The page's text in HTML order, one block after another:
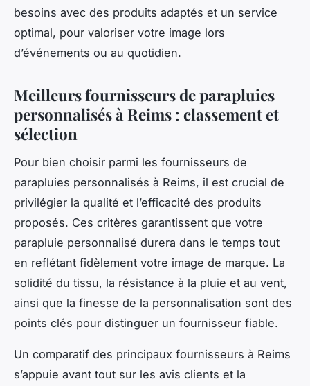
besoins avec des produits adaptés et un service
optimal, pour valoriser votre image lors
d’événements ou au quotidien.
Meilleurs fournisseurs de parapluies
personnalisés à Reims : classement et
sélection
Pour bien choisir parmi les fournisseurs de
parapluies personnalisés à Reims, il est crucial de
privilégier la qualité et l’efficacité des produits
proposés. Ces critères garantissent que votre
parapluie personnalisé durera dans le temps tout
en reflétant fidèlement votre image de marque. La
solidité du tissu, la résistance à la pluie et au vent,
ainsi que la finesse de la personnalisation sont des
points clés pour distinguer un fournisseur fiable.
Un comparatif des principaux fournisseurs à Reims
s’appuie avant tout sur les avis clients et la